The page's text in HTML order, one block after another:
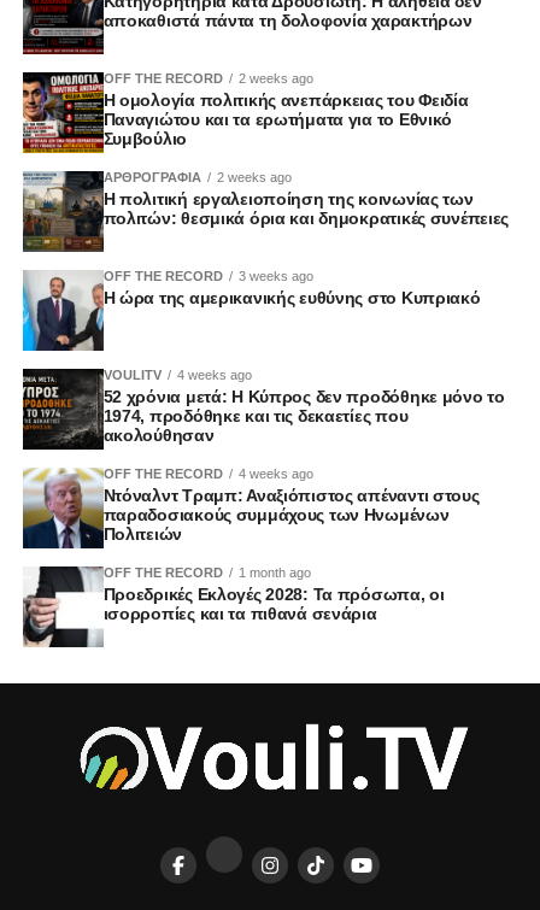
αποκαθιστά πάντα τη δολοφονία χαρακτήρων
OFF THE RECORD 2 weeks ago
Η ομολογία πολιτικής ανεπάρκειας του Φειδία
Παναγιώτου και τα ερωτήματα για το Εθνικό
Συμβούλιο
ΑΡΘΡΟΓΡΑΦΙΑ 2 weeks ago
Η πολιτική εργαλειοποίηση της κοινωνίας των
πολιτών: θεσμικά όρια και δημοκρατικές συνέπειες
OFF THE RECORD 3 weeks ago
Η ώρα της αμερικανικής ευθύνης στο Κυπριακό
VOULITV 4 weeks ago
52 χρόνια μετά: Η Κύπρος δεν προδόθηκε μόνο το
1974, προδόθηκε και τις δεκαετίες που
ακολούθησαν
OFF THE RECORD 4 weeks ago
Ντόναλντ Τραμπ: Αναξιόπιστος απέναντι στους
παραδοσιακούς συμμάχους των Ηνωμένων
Πολιτειών
OFF THE RECORD 1 month ago
Προεδρικές Εκλογές 2028: Τα πρόσωπα, οι
ισορροπίες και τα πιθανά σενάρια